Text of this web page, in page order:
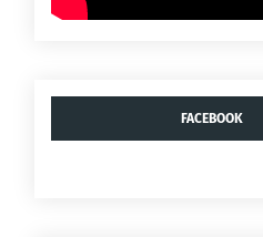
FACEBOOK